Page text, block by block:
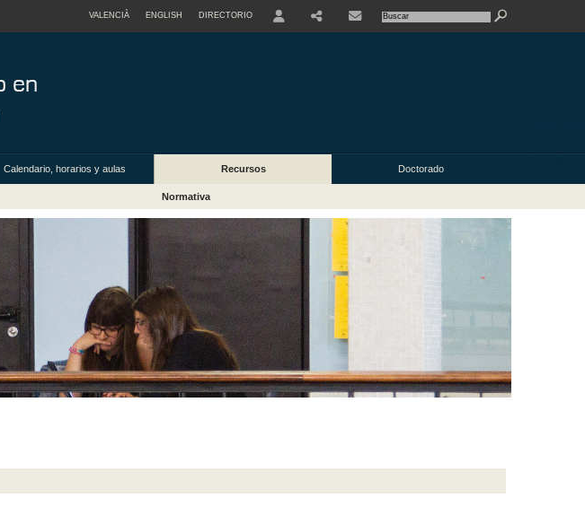
VALENCIÀ ENGLISH DIRECTORIO
Calendario, horarios y aulas Recursos Doctorado
Normativa